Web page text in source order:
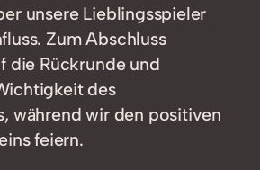
unsere Lieblingsspieler
Zum Abschluss
die Rückrunde und
des
während wir den positiven
feiern.